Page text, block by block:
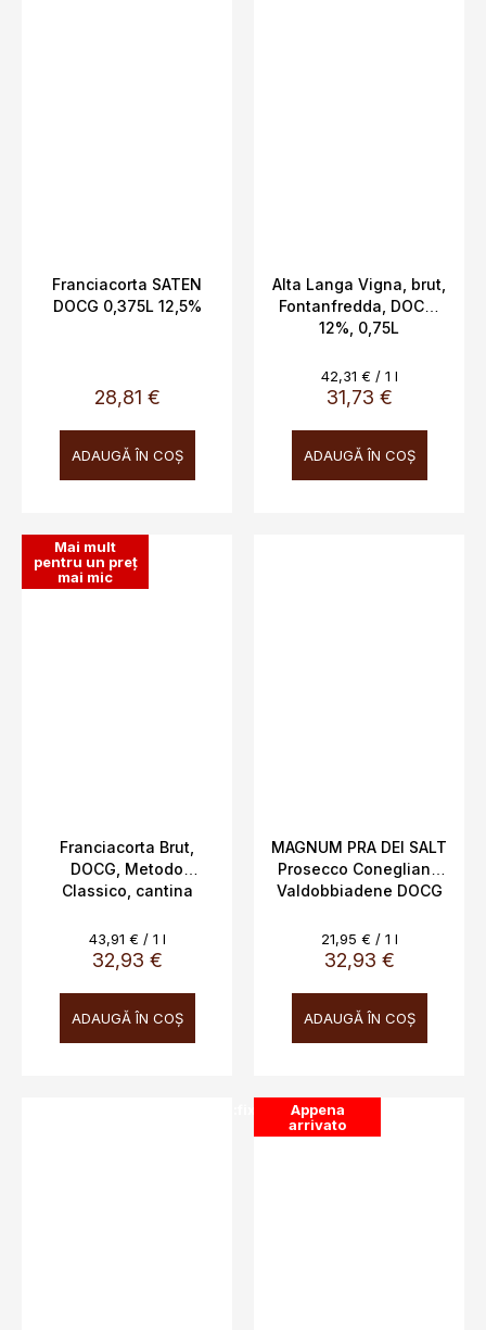
Franciacorta SATEN
DOCG 0,375L 12,5%
28,81 €
ADAUGĂ ÎN COŞ
Alta Langa Vigna, brut,
Fontanfredda, DOCG,
12%, 0,75L
31,73 €
Evaluare
preţ:
42,31 € / 1 l
ADAUGĂ ÎN COŞ
Mai mult
pentru un preț
mai mic
Franciacorta Brut,
DOCG, Metodo
Classico, cantina
0,75l
32,93 €
Evaluare
preţ:
43,91 € / 1 l
ADAUGĂ ÎN COŞ
MAGNUM PRA DEI SALT
Prosecco Conegliano
Valdobbiadene DOCG
1,5L
32,93 €
Evaluare
preţ:
21,95 € / 1 l
ADAUGĂ ÎN COŞ
SALECODE:doprava100:100:fix:CZKAppena
arrivato